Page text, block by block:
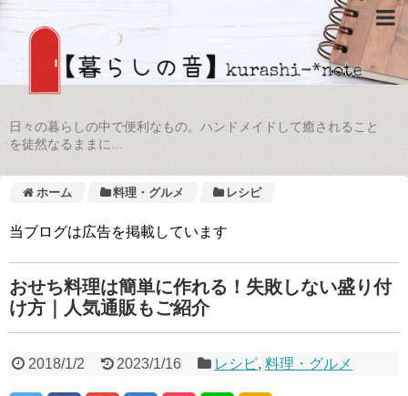
日々の暮らしの中で便利なもの。ハンドメイドして癒されること
を徒然なるままに…
ホーム 料理・グルメ レシピ
当ブログは広告を掲載しています
おせち料理は簡単に作れる！失敗しない盛り付
け方｜人気通販もご紹介
2018/1/2 2023/1/16 レシピ,料理・グルメ